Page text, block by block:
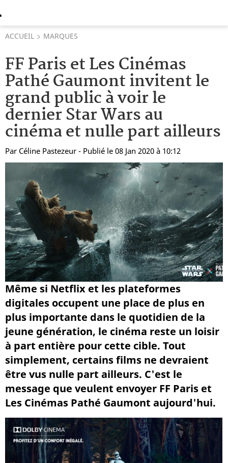
ACCUEIL MARQUES
FF Paris et Les Cinémas
Pathé Gaumont invitent le
grand public à voir le
dernier Star Wars au
cinéma et nulle part ailleurs
Par Céline Pastezeur - Publié le 08 Jan 2020 à 10:12
Même si Netflix et les plateformes
digitales occupent une place de plus en
plus importante dans le quotidien de la
jeune génération, le cinéma reste un loisir
à part entière pour cette cible. Tout
simplement, certains films ne devraient
être vus nulle part ailleurs. C'est le
message que veulent envoyer FF Paris et
Les Cinémas Pathé Gaumont aujourd'hui.